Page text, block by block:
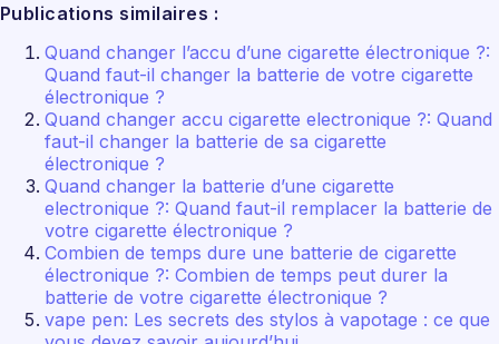
Publications similaires :
Quand changer l’accu d’une cigarette électronique ?:
Quand faut-il changer la batterie de votre cigarette
électronique ?
Quand changer accu cigarette electronique ?: Quand
faut-il changer la batterie de sa cigarette
électronique ?
Quand changer la batterie d’une cigarette
electronique ?: Quand faut-il remplacer la batterie de
votre cigarette électronique ?
Combien de temps dure une batterie de cigarette
électronique ?: Combien de temps peut durer la
batterie de votre cigarette électronique ?
vape pen: Les secrets des stylos à vapotage : ce que